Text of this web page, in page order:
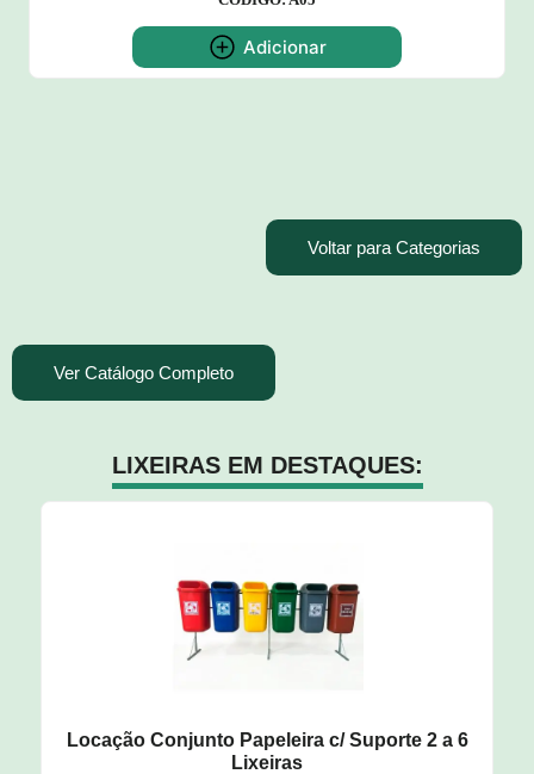
Adicionar
Voltar para Categorias
Ver Catálogo Completo
LIXEIRAS EM DESTAQUES:
Locação Conjunto Papeleira c/ Suporte 2 a 6
Lixeiras